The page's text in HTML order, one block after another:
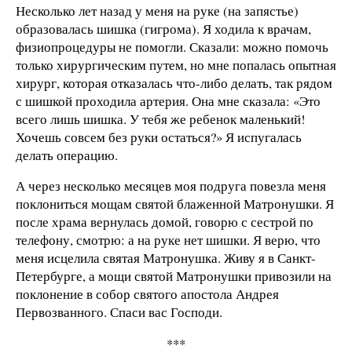
Несколько лет назад у меня на руке (на запястье)
образовалась шишка (гигрома). Я ходила к врачам,
физиопроцедуры не помогли. Сказали: можно помочь
только хирургическим путем, но мне попалась опытная
хирург, которая отказалась что-либо делать, так рядом
с шишкой проходила артерия. Она мне сказала: «Это
всего лишь шишка. У тебя же ребенок маленький!
Хочешь совсем без руки остаться?» Я испугалась
делать операцию.
А через несколько месяцев моя подруга повезла меня
поклониться мощам святой блаженной Матронушки. Я
после храма вернулась домой, говорю с сестрой по
телефону, смотрю: а на руке нет шишки. Я верю, что
меня исцелила святая Матронушка. Живу я в Санкт-
Петербурге, а мощи святой Матронушки привозили на
поклонение в собор святого апостола Андрея
Первозванного. Спаси вас Господи.